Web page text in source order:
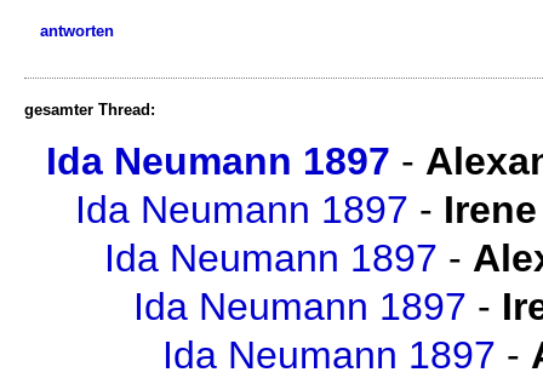
antworten
gesamter Thread:
Ida Neumann 1897 -
Ida Neumann 1897 -
Ida Neumann 1897 -
Ida Neumann 1897 -
Ida Neumann 1897 -